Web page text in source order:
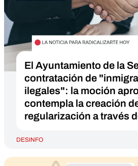
El Ayuntamiento de la
contratación de
ilegales": la moción
contempla la creación
regularización a través
DESINFO